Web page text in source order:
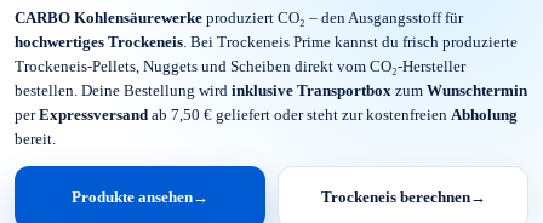
CARBO Kohlensäurewerke produziert CO₂ – den Ausgangsstoff für
hochwertiges Trockeneis. Bei Trockeneis Prime kannst du frisch produzierte
Trockeneis-Pellets, Nuggets und Scheiben direkt vom CO₂-Hersteller
bestellen. Deine Bestellung wird inklusive Transportbox zum Wunschtermin
perExpressversand ab 7,50 € geliefert oder steht zur kostenfreien Abholung
bereit.
Produkte ansehen→ Trockeneis berechnen→